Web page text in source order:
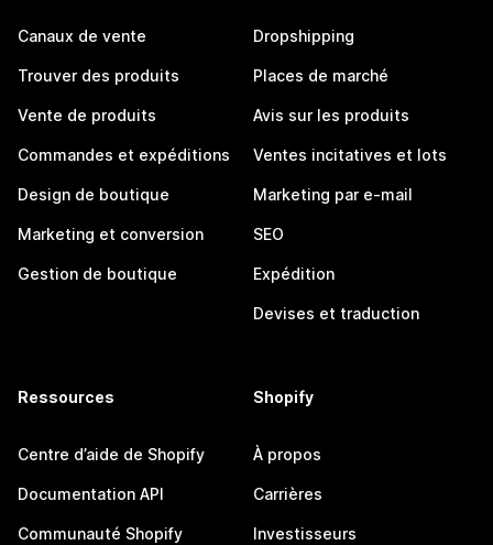
Canaux de vente
Trouver des produits
Vente de produits
Commandes et expéditions
Design de boutique
Marketing et conversion
Gestion de boutique
Dropshipping
Places de marché
Avis sur les produits
Ventes incitatives et lots
Marketing par e-mail
SEO
Expédition
Devises et traduction
Ressources
Centre d’aide de Shopify
Documentation API
Communauté Shopify
Shopify
À propos
Carrières
Investisseurs